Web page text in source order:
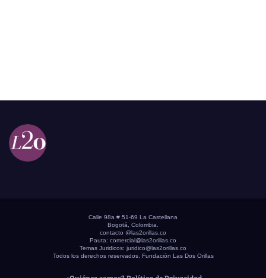
Calle 98a # 51-69 La Castellana
Bogotá, Colombia.
contacto @las2orillas.co
Pauta: comercial@las2orillas.co
Temas Juridicos: juridico@las2orillas.co
Todos los derechos reservados. Fundación Las Dos Orillas